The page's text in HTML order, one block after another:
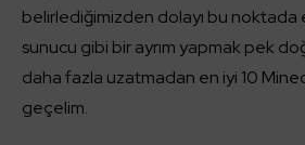
belirlediğimizden dolayı bu noktada
sunucu gibi bir ayrım yapmak pek
daha fazla uzatmadan en iyi 10
geçelim.